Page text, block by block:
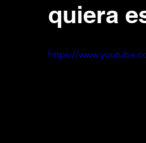
quiera
https://